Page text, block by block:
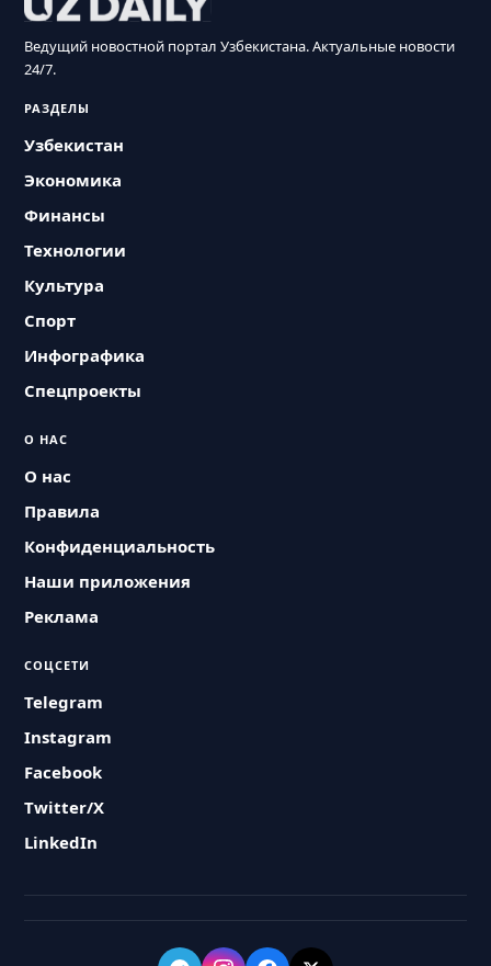
Ведущий новостной портал Узбекистана. Актуальные новости
24/7.
РАЗДЕЛЫ
Узбекистан
Экономика
Финансы
Технологии
Культура
Спорт
Инфографика
Спецпроекты
О НАС
О нас
Правила
Конфиденциальность
Наши приложения
Реклама
СОЦСЕТИ
Telegram
Instagram
Facebook
Twitter/X
LinkedIn